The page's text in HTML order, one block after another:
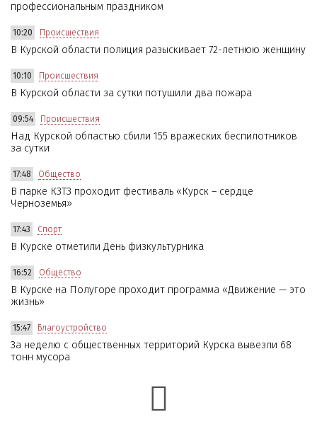
профессиональным праздником
10:20 Происшествия
В Курской области полиция разыскивает 72-летнюю женщину
10:10 Происшествия
В Курской области за сутки потушили два пожара
09:54 Происшествия
Над Курской областью сбили 155 вражеских беспилотников
за сутки
17:48 Общество
В парке КЗТЗ проходит фестиваль «Курск – сердце
Черноземья»
17:43 Спорт
В Курске отметили День физкультурника
16:52 Общество
В Курске на Полугоре проходит программа «Движение — это
жизнь»
15:47 Благоустройство
За неделю с общественных территорий Курска вывезли 68
тонн мусора